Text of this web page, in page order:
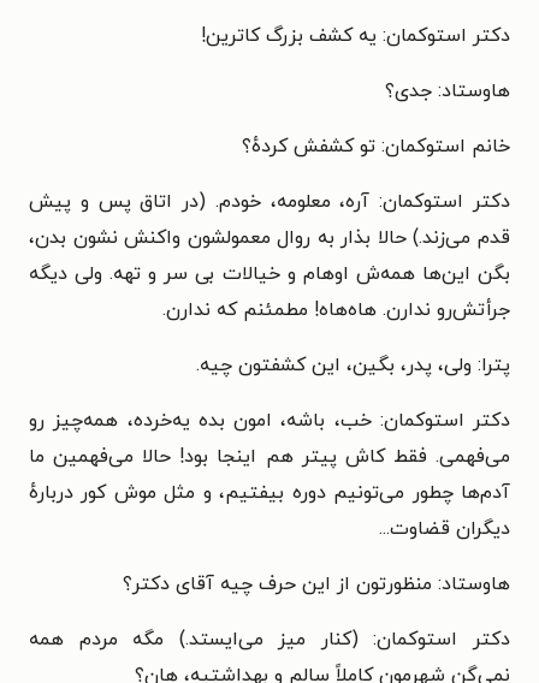
دکتر استوکمان: یه کشف بزرگ کاترین!
هاوستاد: جدی؟
خانم استوکمان: تو کشفش کردهٔ؟
دکتر استوکمان: آره، معلومه، خودم. (در اتاق پس و پیش
قدم می‌زند.) حالا بذار به روال معمولشون واکنش نشون بدن،
بگن این‌ها همه‌ش اوهام و خیالات بی سر و تهه. ولی دیگه
جرأتش‌رو ندارن. هاه‌هاه! مطمئنم که ندارن.
پترا: ولی، پدر، بگین، این کشفتون چیه.
دکتر استوکمان: خب، باشه، امون بده یه‌خرده، همه‌چیز رو
می‌فهمی. فقط کاش پیتر هم اینجا بود! حالا می‌فهمین ما
آدم‌ها چطور می‌تونیم دوره بیفتیم، و مثل موش کور دربارهٔ
دیگران قضاوت...
هاوستاد: منظورتون از این حرف چیه آقای دکتر؟
دکتر استوکمان: (کنار میز می‌ایستد.) مگه مردم همه
نمی‌گن شهرمون کاملاً سالم و بهداشتیه، هان؟